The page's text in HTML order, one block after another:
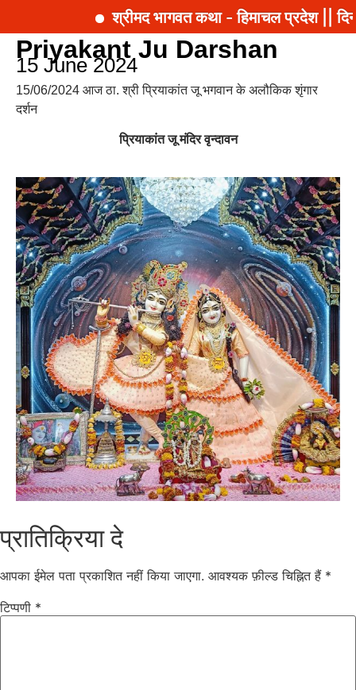
श्रीमद भागवत कथा - हिमाचल प्रदेश ||
Priyakant Ju Darshan
15 June 2024
15/06/2024 आज ठा. श्री प्रियाकांत जू भगवान के अलौकिक शृंगार
दर्शन
प्रियाकांत जू मंदिर वृन्दावन
प्रातिक्रिया दे
आपका ईमेल पता प्रकाशित नहीं किया जाएगा. आवश्यक फ़ील्ड चिह्नित हैं *
टिप्पणी *